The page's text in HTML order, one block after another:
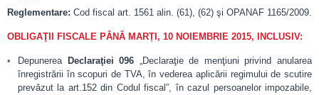
Reglementare: Cod fiscal art. 1561 alin. (61), (62) şi OPANAF 1165/2009.
OBLIGAŢII FISCALE PÂNĂ MARȚI, 10 NOIEMBRIE 2015, INCLUSIV:
Depunerea Declaraţiei 096 „Declaraţie de menţiuni privind anularea
înregistrării în scopuri de TVA, în vederea aplicării regimului de scutire
prevăzut la art.152 din Codul fiscal”, în cazul persoanelor impozabile,